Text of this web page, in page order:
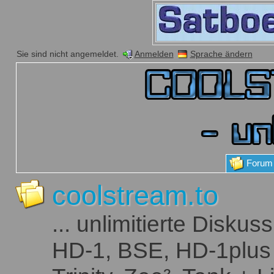
Sie sind nicht angemeldet. Anmelden Sprache ändern
Forum
coolstream.to
... unlimitierte
HD-1, BSE, HD-